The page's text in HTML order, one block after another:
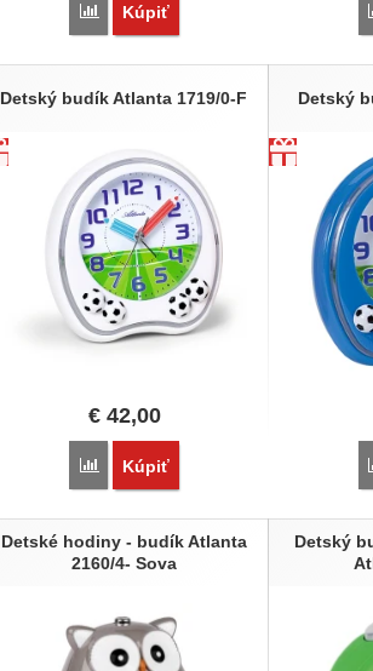
Porovnať
Kúpiť
Detský budík Atlanta 1719/0-F
€42,00
Porovnať
Kúpiť
Detský
Detské hodiny - budík Atlanta
2160/4- Sova
Detský